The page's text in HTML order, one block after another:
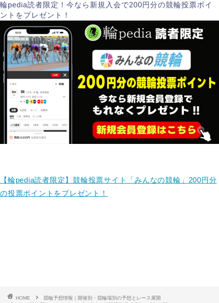
輪pedia読者限定！今なら新規入会で200円分の競輪投票ポイ
ントをプレゼント！
【輪pedia読者限定】競輪投票サイト「みんなの競輪」200円分
の投票ポイントをプレゼント！
HOME
競輪予想情報｜開催別・競輪場別の予想とレース展開